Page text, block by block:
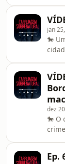
Fox.
sua
os
dos
jan
🐎
de
que
dez
🐎 O
Ep.